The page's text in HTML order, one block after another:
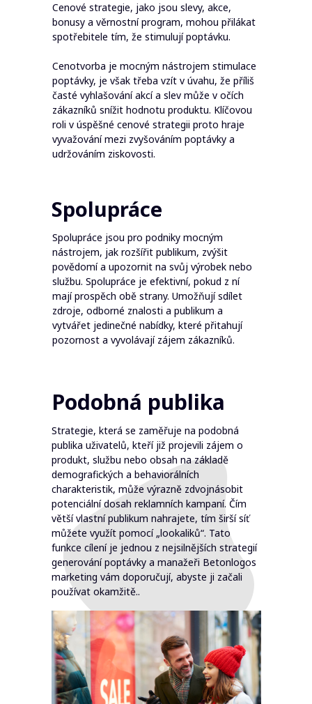
Cenové strategie, jako jsou slevy, akce,
bonusy a věrnostní program, mohou přilákat
spotřebitele tím, že stimulují poptávku.
Cenotvorba je mocným nástrojem stimulace
poptávky, je však třeba vzít v úvahu, že příliš
časté vyhlašování akcí a slev může v očích
zákazníků snížit hodnotu produktu. Klíčovou
roli v úspěšné cenové strategii proto hraje
vyvažování mezi zvyšováním poptávky a
udržováním ziskovosti.
Spolupráce jsou pro podniky mocným
nástrojem, jak rozšířit publikum, zvýšit
povědomí a upozornit na svůj výrobek nebo
službu. Spolupráce je efektivní, pokud z ní
mají prospěch obě strany. Umožňují sdílet
zdroje, odborné znalosti a publikum a
vytvářet jedinečné nabídky, které přitahují
pozornost a vyvolávají zájem zákazníků.
Spolupráce
Strategie, která se zaměřuje na podobná
publika uživatelů, kteří již projevili zájem o
produkt, službu nebo obsah na základě
demografických a behaviorálních
charakteristik, může výrazně zdvojnásobit
potenciální dosah reklamních kampaní. Čím
větší vlastní publikum nahrajete, tím širší síť
můžete využít pomocí „lookaliků“. Tato
funkce cílení je jednou z nejsilnějších strategií
generování poptávky a manažeři Betonlogos
marketing vám doporučují, abyste ji začali
používat okamžitě..
Podobná publika